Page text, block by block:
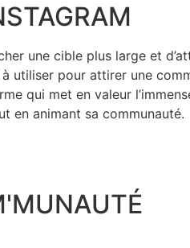
une cible plus large et
utiliser pour attirer une
qui met en valeur
en animant sa communauté.